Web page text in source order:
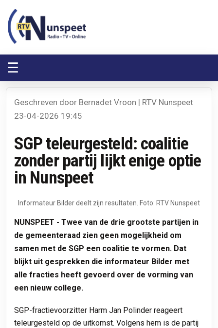
☰
Geschreven door Bernadet Vroon | RTV Nunspeet
23-04-2026 19:45
SGP teleurgesteld: coalitie
zonder partij lijkt enige optie
in Nunspeet
Informateur Bilder deelt zijn resultaten. Foto: RTV Nunspeet
NUNSPEET - Twee van de drie grootste partijen in
de gemeenteraad zien geen mogelijkheid om
samen met de SGP een coalitie te vormen. Dat
blijkt uit gesprekken die informateur Bilder met
alle fracties heeft gevoerd over de vorming van
een nieuw college.
SGP-fractievoorzitter Harm Jan Polinder reageert
teleurgesteld op de uitkomst. Volgens hem is de partij